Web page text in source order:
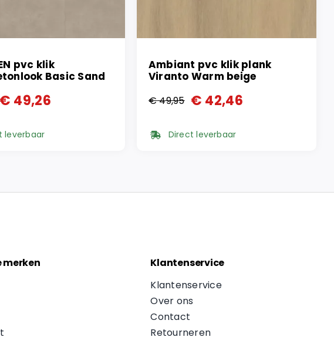
pvc klik
Basic Sand
€ 49,26
leverbaar
Ambiant pvc klik plank
Viranto Warm beige
€49,95
Oorspronkelijke
prijs
€ 42,46
Huidige
prijsDirect leverbaar
merken
Klantenservice
Klantenservice
Over ons
Contact
Retourneren